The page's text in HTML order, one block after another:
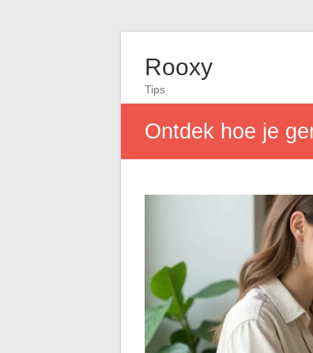
Rooxy
Tips
Ontdek hoe je